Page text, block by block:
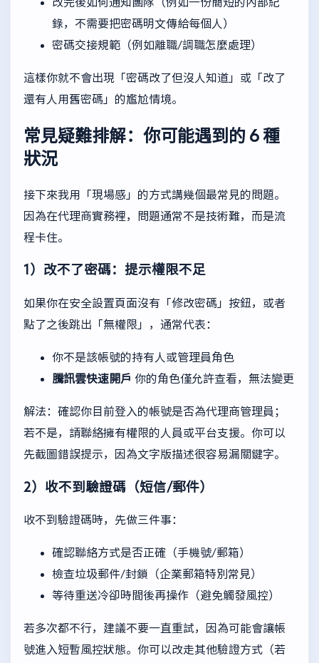
錄，不需要把密碼明文傳給每個人）
密碼交接規範（例如離職/調職怎麼處理）
這樣你就不會出現「密碼改了但沒人知道」或「改了
還有人用舊密碼」的尷尬情境。
常見疑難排解：你可能遇到的 6 種
狀況
接下來我用「現場感」的方式講幾個最常見的問題。
因為在代理商實務裡，問題通常不是技術難，而是流
程卡住。
1）改不了密碼：提示權限不足
如果你在安全設置頁面沒有「修改密碼」按鈕，或者
點了之後跳出「無權限」，通常代表：
你不是該帳號的持有人或管理員角色
騰訊雲快速開戶 你的角色僅允許查看，無法變更
解法：確認你目前登入的帳號是否為代理商管理員；
若不是，請聯絡擁有權限的人員或平台支援。你可以
先截圖錯誤提示，因為文字版描述很容易漏關鍵字。
2）收不到驗證碼（短信/郵件）
收不到驗證碼時，先做三件事：
確認聯絡方式是否正確（手機號/郵箱）
檢查垃圾郵件/封鎖（企業郵箱特別常見）
等待重送冷卻時間後再操作（避免觸發風控）
若多次都不行，建議不要一直重試，因為可能會讓帳
號進入短暫風控狀態。你可以改走其他驗證方式（若